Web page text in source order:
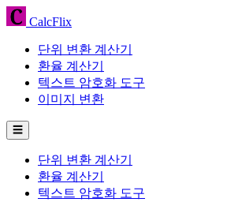
CalcFlix
단위 변환 계산기
환율 계산기
텍스트 암호화 도구
이미지 변환
☰
단위 변환 계산기
환율 계산기
텍스트 암호화 도구